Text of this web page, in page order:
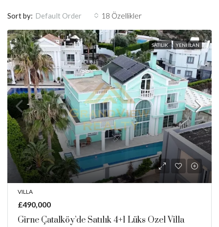
18 Özellikler
Sort by: Default Order
SATILIK YENI İLAN
VILLA
£490,000
Girne Çatalköy’de Satılık 4+1 Lüks Özel Villa